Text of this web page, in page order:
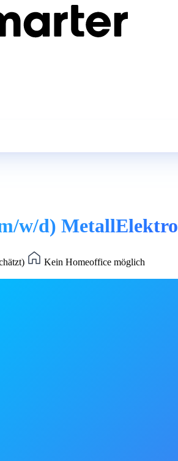
w/d) MetallElektro
Kein Homeoffice möglich